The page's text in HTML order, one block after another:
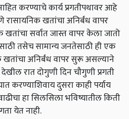
करण्याचे कार्य प्रगतीपथावर आहे
खतांचा अनिर्बंध वापर
सर्वात जास्त वापर केला जातो
तसेच सामान्य जनतेसाठी ही एक
खतांचा अनिर्बंध वापर सुरू असल्याने
रात दोगुणी दिन चौगुणी प्रगती
दुसरा काही पर्याय
हा सिलसिला भविष्यातील किती
येत नाही.